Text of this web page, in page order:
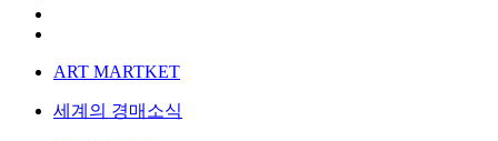
ART MARTKET
세계의 경매소식